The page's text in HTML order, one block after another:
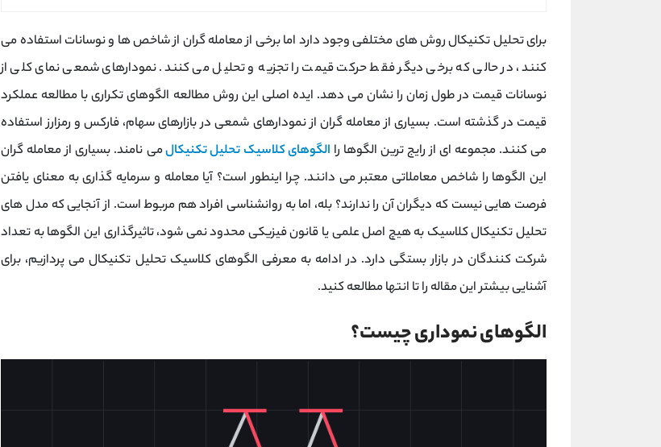
برای تحلیل تکنیکال روش های مختلفی وجود دارد اما برخی از معامله گران از شاخص ها و نوسانات استفاده می
کنند، در حالی که برخی دیگر فقط حرکت قیمت را تجزیه و تحلیل می کنند. نمودارهای شمعی نمای کلی از
نوسانات قیمت در طول زمان را نشان می دهد. ایده اصلی این روش مطالعه الگوهای تکراری با مطالعه عملکرد
قیمت در گذشته است. بسیاری از معامله گران از نمودارهای شمعی در بازارهای سهام، فارکس و رمزارز استفاده
می کنند. مجموعه ای از رایج ترین الگوها را الگوهایکلاسیکتحلیل تکنیکالمی نامند. بسیاری از معامله گران
این الگوها را شاخص معاملاتی معتبر می دانند. چرا اینطور است؟ آیا معامله و سرمایه گذاری به معنای یافتن
فرصت هایی نیست که دیگران آن را ندارند؟ بله، اما به روانشناسی افراد هم مربوط است. از آنجایی که مدل های
تحلیل تکنیکال کلاسیک به هیچ اصل علمی یا قانون فیزیکی محدود نمی شود، تاثیرگذاری این الگوها به تعداد
شرکت کنندگان در بازار بستگی دارد. در ادامه به معرفی الگوهای کلاسیک تحلیل تکنیکال می پردازیم، برای
آشنایی بیشتر این مقاله را تا انتها مطالعه کنید.
الگوهای نموداری چیست؟